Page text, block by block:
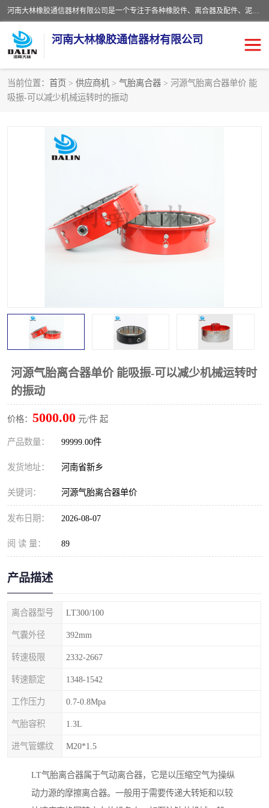
河南大林橡胶通信器材有限公司是一个专注于各种橡胶件、离合器及配件、泥浆泵及配件等产品设计制造和加工的企业。产品应用于矿山、冶金、石油、钢铁、化工、水泥、船舶、造纸、通用机械等各种大功率机械传动或制动装置。
河南大林橡胶通信器材有限公司
当前位置： 首页 > 供应商机 > 气胎离合器 > 河源气胎离合器单价 能
吸振-可以减少机械运转时的振动
河源气胎离合器单价 能吸振-可以减少机械运转时
的振动
价格： 5000.00 元/件 起
产品数量： 99999.00件
发货地址： 河南省新乡
关键词： 河源气胎离合器单价
发布日期： 2026-08-07
阅 读 量： 89
产品描述
离合器型号 LT300/100
气囊外径 392mm
转速极限 2332-2667
转速额定 1348-1542
工作压力 0.7-0.8Mpa
气胎容积 1.3L
进气管螺纹 M20*1.5
LT气胎离合器属于气动离合器，它是以压缩空气为操纵
动力源的摩擦离合器。一般用于需要传递大转矩和以较
推盘离合器
VC离合器
PO隔膜离合器
DY隔膜式离合器 CB离合器
实芯轮胎